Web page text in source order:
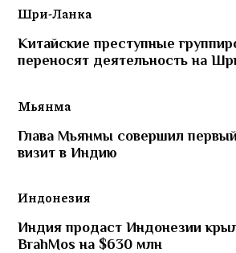
Шри-Ланка
Китайские преступные
переносят деятельность на
Мьянма
Глава Мьянмы совершил
визит в Индию
Индонезия
Индия продаст Индонезии
BrahMos на $630 млн